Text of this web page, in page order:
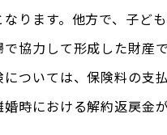
ります。他方で、子ど
協力して形成した財産
ついては、保険料の支
時における解約返戻金